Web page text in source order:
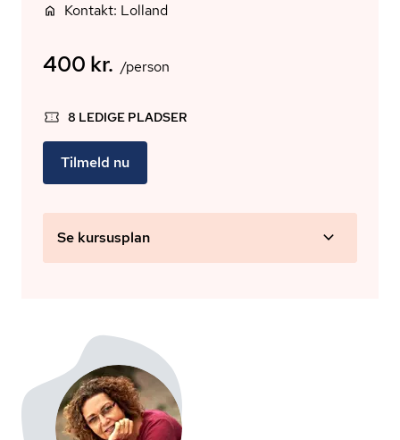
Kontakt: Lolland
400 kr. /person
8 LEDIGE PLADSER
Tilmeld nu
Se kursusplan